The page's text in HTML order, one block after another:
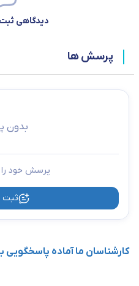
دیدگاهی
پرسش ها
بدون
پرسش خود را
کارشناسان ما آماده